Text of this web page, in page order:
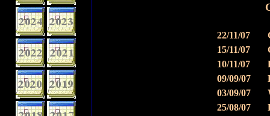
22/11/07
15/11/07
10/11/07
09/09/07
03/09/07
25/08/07